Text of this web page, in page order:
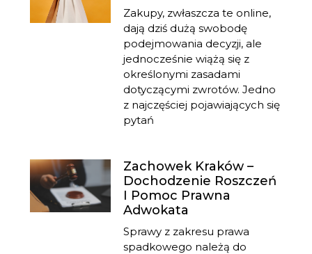
Zakupy, zwłaszcza te online,
dają dziś dużą swobodę
podejmowania decyzji, ale
jednocześnie wiążą się z
określonymi zasadami
dotyczącymi zwrotów. Jedno
z najczęściej pojawiających się
pytań
Zachowek Kraków –
Dochodzenie Roszczeń
I Pomoc Prawna
Adwokata
Sprawy z zakresu prawa
spadkowego należą do